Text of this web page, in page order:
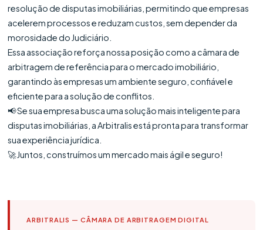
resolução de disputas imobiliárias, permitindo que empresas
acelerem processos e reduzam custos, sem depender da
morosidade do Judiciário.
Essa associação reforça nossa posição como a câmara de
arbitragem de referência para o mercado imobiliário,
garantindo às empresas um ambiente seguro, confiável e
eficiente para a solução de conflitos.
📢 Se sua empresa busca uma solução mais inteligente para
disputas imobiliárias, a Arbitralis está pronta para transformar
sua experiência jurídica.
🚀 Juntos, construímos um mercado mais ágil e seguro!
ARBITRALIS — CÂMARA DE ARBITRAGEM DIGITAL